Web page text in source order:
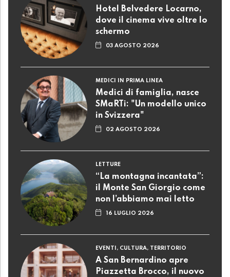
Hotel Belvedere Locarno,
dove il cinema vive oltre lo
schermo
03 AGOSTO 2026
MEDICI IN PRIMA LINEA
Medici di famiglia, nasce
SMaRTi: "Un modello unico
in Svizzera"
02 AGOSTO 2026
LETTURE
“La montagna incantata”:
il Monte San Giorgio come
non l’abbiamo mai letto
16 LUGLIO 2026
EVENTI, CULTURA, TERRITORIO
A San Bernardino apre
Piazzetta Brocco, il nuovo